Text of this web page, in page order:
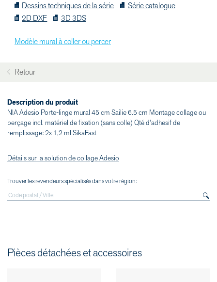
Dessins techniques de la série
Série catalogue
2D DXF
3D 3DS
Modèle mural à coller ou percer
Retour
Description du produit
NIA Adesio Porte-linge mural 45 cm Sailie 6.5 cm Montage collage ou
perçage incl. matériel de fixation (sans colle) Qté d'adhesif de
remplissage: 2x 1,2 ml SikaFast
Détails sur la solution de collage Adesio
Trouver les revendeurs spécialisés dans votre région:
Pièces détachées et accessoires